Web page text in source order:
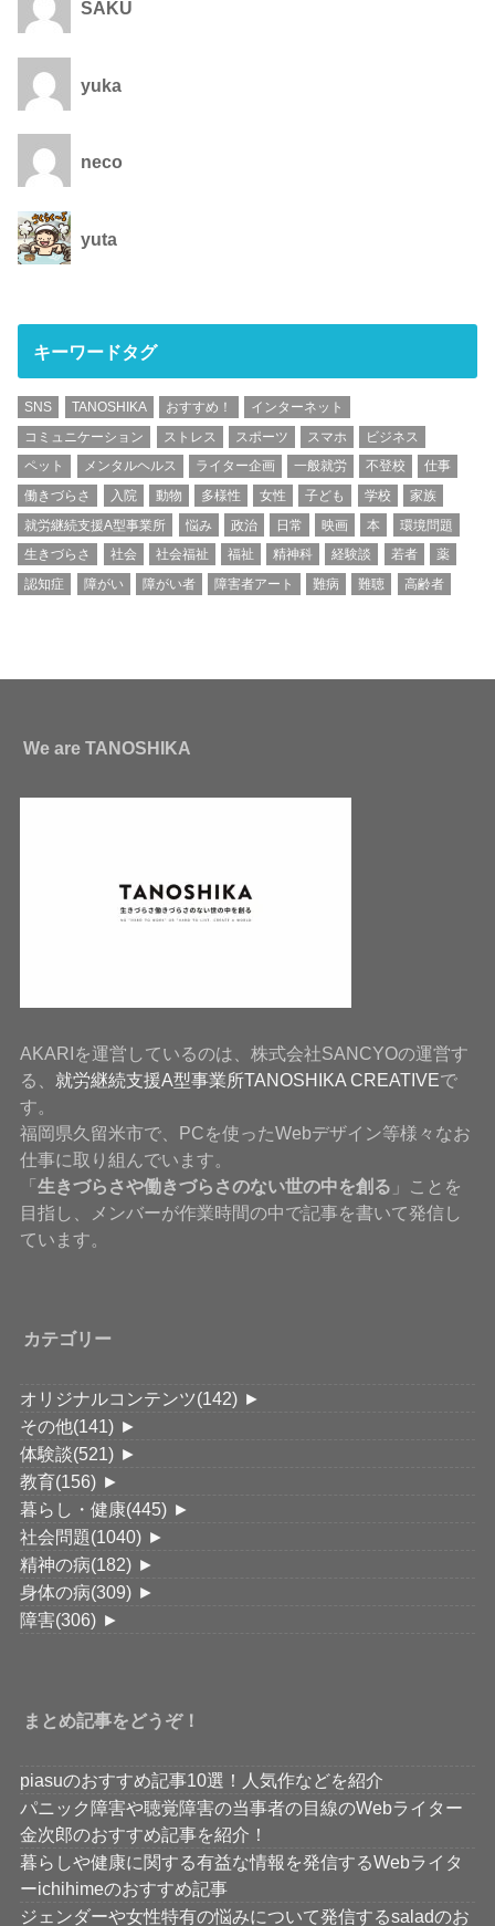
SAKU
yuka
neco
yuta
キーワードタグ
SNS TANOSHIKA おすすめ！
インターネット
コミュニケーション
ストレス スポーツ スマホ
ビジネス
ペット
メンタルヘルス ライター企画 一般就労 不登校
仕事
働きづらさ
入院 動物 多様性 女性 子ども 学校
家族
就労継続支援A型事業所
悩み 政治 日常 映画 本
環境問題
生きづらさ
社会 社会福祉 福祉 精神科 経験談 若者
薬
認知症
障がい 障がい者 障害者アート 難病 難聴 高齢者
We are TANOSHIKA
AKARIを運営しているのは、株式会社SANCYOの運営す
る、 就労継続支援A型事業所TANOSHIKA CREATIVEで
す。
福岡県久留米市で、PCを使ったWebデザイン等様々なお
仕事に取り組んでいます。
「 生きづらさや働きづらさのない世の中を創る 」ことを
目指し、メンバーが作業時間の中で記事を書いて発信し
ています。
カテゴリー
オリジナルコンテンツ(142) ►
その他(141) ►
体験談(521) ►
教育(156) ►
暮らし・健康(445) ►
社会問題(1040) ►
精神の病(182) ►
身体の病(309) ►
障害(306) ►
まとめ記事をどうぞ！
piasuのおすすめ記事10選！人気作などを紹介
パニック障害や聴覚障害の当事者の目線のWebライター
金次郎のおすすめ記事を紹介！
暮らしや健康に関する有益な情報を発信するWebライタ
ーichihimeのおすすめ記事
ジェンダーや女性特有の悩みについて発信するsaladのお